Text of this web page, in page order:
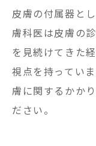
皮膚の付属器と
膚科医は皮膚の
を見続けてきた
視点を持ってい
膚に関するかか
ださい。